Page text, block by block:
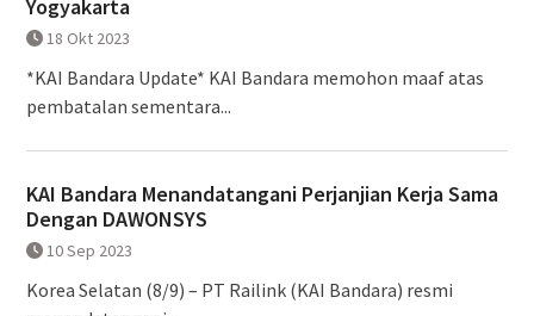
Yogyakarta
18 Okt 2023
*KAI Bandara Update* KAI Bandara memohon maaf atas
pembatalan sementara...
KAI Bandara Menandatangani Perjanjian Kerja Sama
Dengan DAWONSYS
10 Sep 2023
Korea Selatan (8/9) – PT Railink (KAI Bandara) resmi